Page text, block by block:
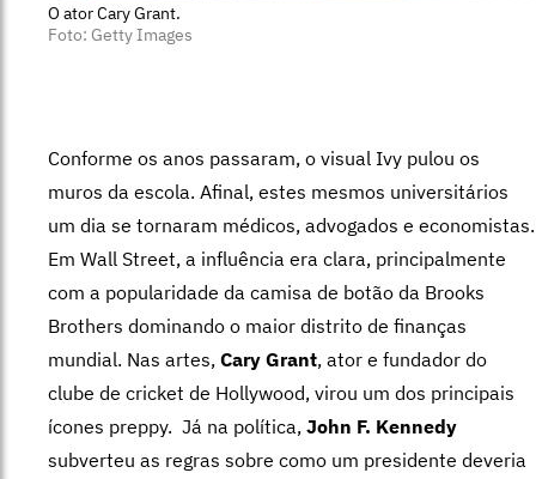
O ator Cary Grant.
Foto: Getty Images
Conforme os anos passaram, o visual Ivy pulou os
muros da escola. Afinal, estes mesmos universitários
um dia se tornaram médicos, advogados e economistas.
Em Wall Street, a influência era clara, principalmente
com a popularidade da camisa de botão da Brooks
Brothers dominando o maior distrito de finanças
mundial. Nas artes, Cary Grant, ator e fundador do
clube de cricket de Hollywood, virou um dos principais
ícones preppy. Já na política, John F. Kennedy
subverteu as regras sobre como um presidente deveria